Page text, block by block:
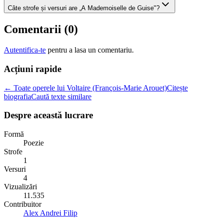
Câte strofe și versuri are „A Mademoiselle de Guise"?
Comentarii (0)
Autentifica-te pentru a lasa un comentariu.
Acțiuni rapide
← Toate operele lui Voltaire (François-Marie Arouet)Citește
biografiaCaută texte similare
Despre această lucrare
Formă
Poezie
Strofe
1
Versuri
4
Vizualizări
11.535
Contribuitor
Alex Andrei Filip